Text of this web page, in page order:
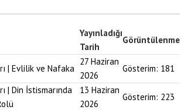
Yayınladığı
Tarih
Görüntülenme
| Evlilik ve Nafaka
27 Haziran
2026
Gösterim: 181
| Din İstismarında
13 Haziran
2026
Gösterim: 223